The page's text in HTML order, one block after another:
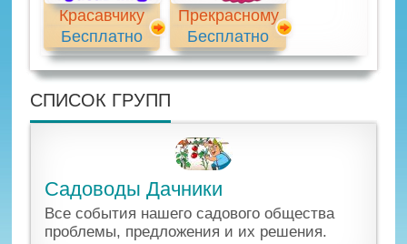
Красавчику
Бесплатно
Прекрасному
Бесплатно
СПИСОК ГРУПП
Садоводы Дачники
Все события нашего садового общества
проблемы, предложения и их решения.